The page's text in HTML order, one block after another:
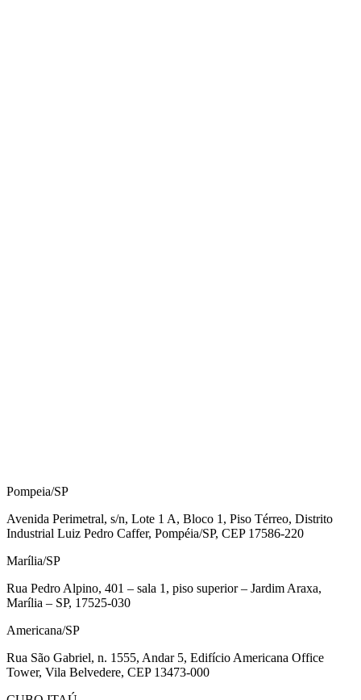
Pompeia/SP
Avenida Perimetral, s/n, Lote 1 A, Bloco 1, Piso Térreo, Distrito
Industrial Luiz Pedro Caffer, Pompéia/SP, CEP 17586-220
Marília/SP
Rua Pedro Alpino, 401 – sala 1, piso superior – Jardim Araxa,
Marília – SP, 17525-030
Americana/SP
Rua São Gabriel, n. 1555, Andar 5, Edifício Americana Office
Tower, Vila Belvedere, CEP 13473-000